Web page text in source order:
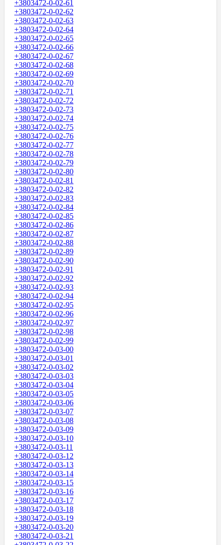
+3803472-0-02-61
+3803472-0-02-62
+3803472-0-02-63
+3803472-0-02-64
+3803472-0-02-65
+3803472-0-02-66
+3803472-0-02-67
+3803472-0-02-68
+3803472-0-02-69
+3803472-0-02-70
+3803472-0-02-71
+3803472-0-02-72
+3803472-0-02-73
+3803472-0-02-74
+3803472-0-02-75
+3803472-0-02-76
+3803472-0-02-77
+3803472-0-02-78
+3803472-0-02-79
+3803472-0-02-80
+3803472-0-02-81
+3803472-0-02-82
+3803472-0-02-83
+3803472-0-02-84
+3803472-0-02-85
+3803472-0-02-86
+3803472-0-02-87
+3803472-0-02-88
+3803472-0-02-89
+3803472-0-02-90
+3803472-0-02-91
+3803472-0-02-92
+3803472-0-02-93
+3803472-0-02-94
+3803472-0-02-95
+3803472-0-02-96
+3803472-0-02-97
+3803472-0-02-98
+3803472-0-02-99
+3803472-0-03-00
+3803472-0-03-01
+3803472-0-03-02
+3803472-0-03-03
+3803472-0-03-04
+3803472-0-03-05
+3803472-0-03-06
+3803472-0-03-07
+3803472-0-03-08
+3803472-0-03-09
+3803472-0-03-10
+3803472-0-03-11
+3803472-0-03-12
+3803472-0-03-13
+3803472-0-03-14
+3803472-0-03-15
+3803472-0-03-16
+3803472-0-03-17
+3803472-0-03-18
+3803472-0-03-19
+3803472-0-03-20
+3803472-0-03-21